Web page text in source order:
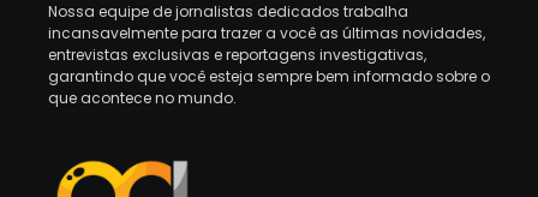
Nossa equipe de jornalistas dedicados trabalha
incansavelmente para trazer a você as últimas novidades,
entrevistas exclusivas e reportagens investigativas,
garantindo que você esteja sempre bem informado sobre o
que acontece no mundo.